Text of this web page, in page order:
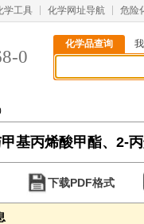
学工具 化学网址导航 危险
0
化学品查询
基丙烯酸甲酯、2-
下载PDF格式